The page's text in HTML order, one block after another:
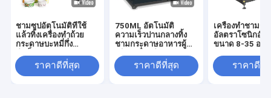
ชามซุปอัตโนมัติที่ใช้
แล้วทิ้งเครื่องทำถ้วย
กระดาษบะหมี่กึ่ง
ราคาดีที่สุด
750ML อัตโนมัติ
ความเร็วปานกลางทิ้ง
ชามกระดาษอาหารผู้
ราคาดีที่สุด
เครื่องทำชามก
อัลตราโซนิกอัต
ขนาด 8-35 ออ
ราคาดีที่